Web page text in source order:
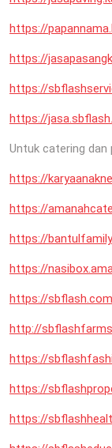
https://
https://
https://
https://
Untuk catering dan
https://
https://
https://
https://
https://sbflash.com
http://
https://
https://
https://